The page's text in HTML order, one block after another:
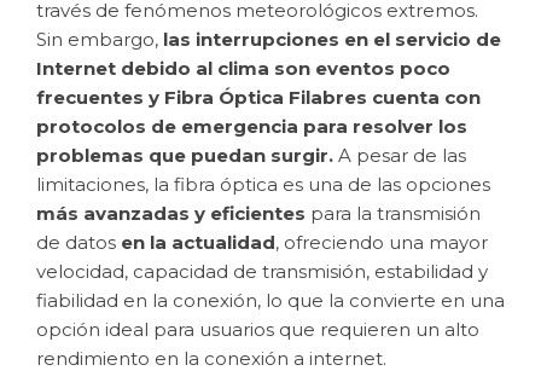
través de fenómenos meteorológicos extremos.
Sin embargo, las interrupciones en el servicio de
Internet debido al clima son eventos poco
frecuentes y Fibra Óptica Filabres cuenta con
protocolos de emergencia para resolver los
problemas que puedan surgir. A pesar de las
limitaciones, la fibra óptica es una de las opciones
más avanzadas y eficientes para la transmisión
de datos en la actualidad, ofreciendo una mayor
velocidad, capacidad de transmisión, estabilidad y
fiabilidad en la conexión, lo que la convierte en una
opción ideal para usuarios que requieren un alto
rendimiento en la conexión a internet.